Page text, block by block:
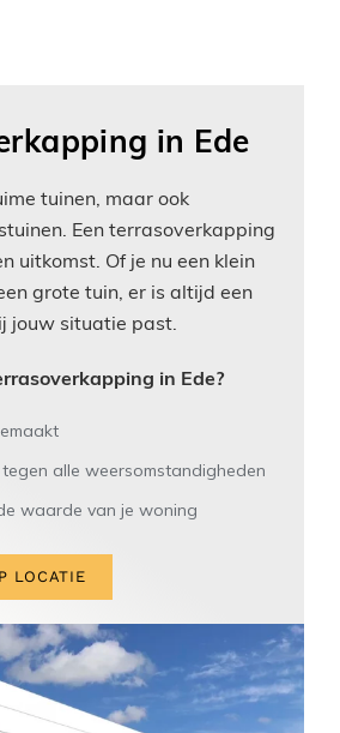
in Ede
tuinen, maar ook
Een terrasoverkapping
uitkomst. Of je nu een klein
grote tuin, er is altijd een
jouw situatie past.
in Ede?
tegen alle weersomstandigheden
waarde van je woning
LOCATIE